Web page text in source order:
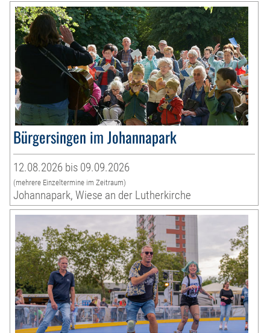
Bürgersingen im Johannapark
12.08.2026 bis 09.09.2026
(mehrere Einzeltermine im Zeitraum)
Johannapark, Wiese an der Lutherkirche